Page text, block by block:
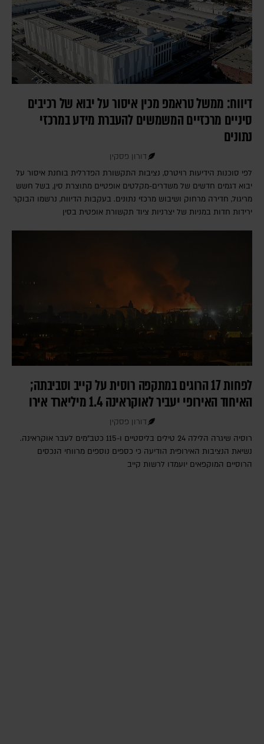
דיווח: ממשל טראמפ מכין איסור על יבוא של רכיבים
סיניים מרכזיים המשמשים להעברת מידע במרכזי
נתונים
דורון פסקין
לפי סוכנות הידיעות רויטרס, נציבות התקשורת הפדרלית בוחנת איסור על
יבוא דגמים חדשים של משדרים-מקלטים אופטיים מתוצרת סין, בשל חשש
מריגול, חדירה מרחוק ושיבוש מרכזי נתונים. בעקבות הדיווח, נרשמו הבוקר
ירידות חדות במניות של יצרניות ציוד תקשורת אופטית בסין
לפחות 17 הרוגים במתקפה רוסית על קייב וסביבתה;
האיחוד האירופי יעביר לאוקראינה 1.4 מיליארד אירו
דורון פסקין
רוסיה שיגרה הלילה 24 טילים בליסטיים ו-115 כטב"מים לעבר אוקראינה.
נשיאת הנציבות האירופית הודיעה כי כספים נוספים מרווחי הנכסים
הרוסיים המוקפאים יועמדו לרשות קייב